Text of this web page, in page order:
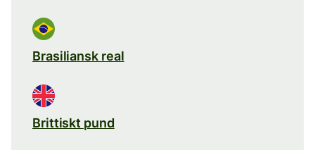
Brasiliansk real
Brittiskt pund